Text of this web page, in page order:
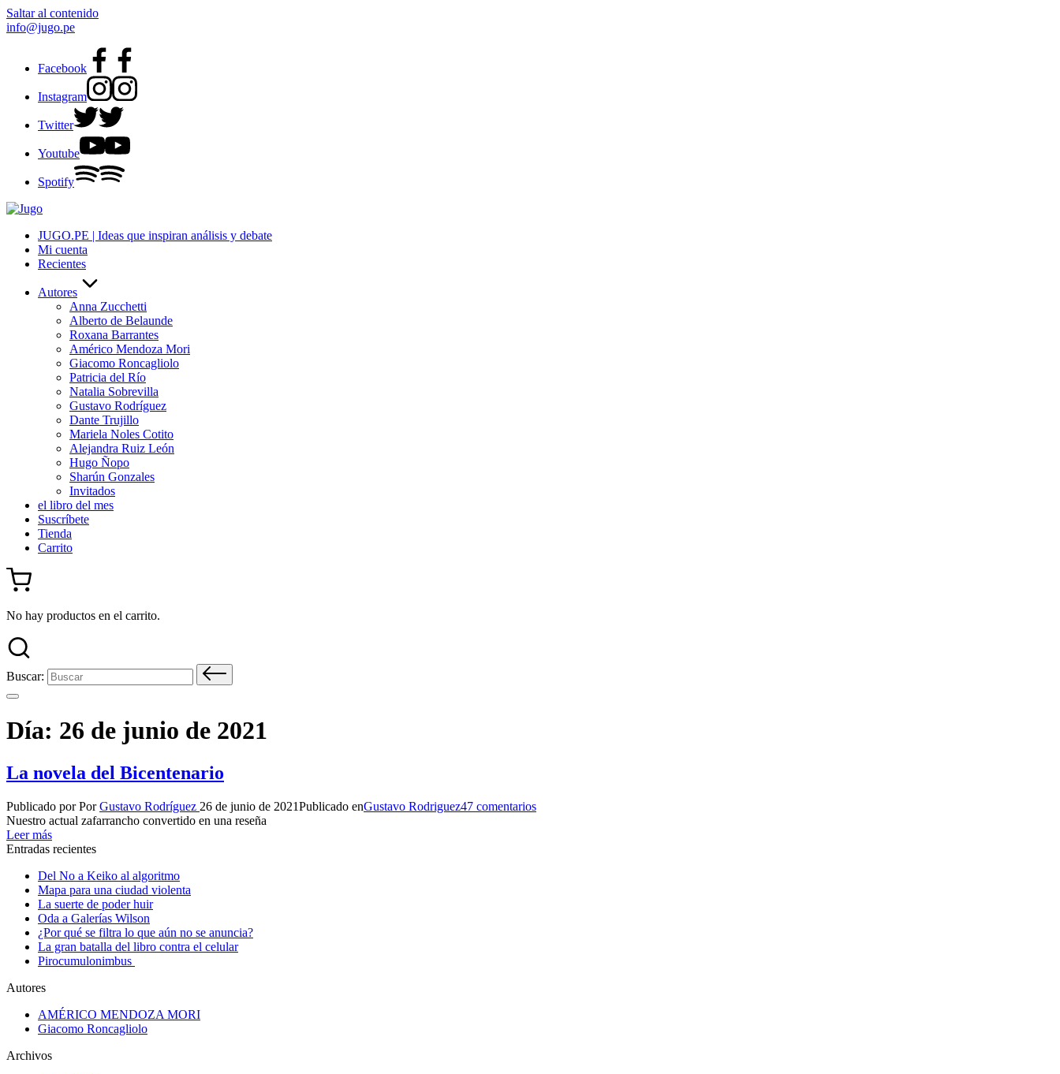
Saltar al contenido
info@jugo.pe
Facebook
Instagram
Twitter
Youtube
Spotify
JUGO.PE | Ideas que inspiran análisis y debate
Mi cuenta
Recientes
Autores
Anna Zucchetti
Alberto de Belaunde
Roxana Barrantes
Américo Mendoza Mori
Giacomo Roncagliolo
Patricia del Río
Natalia Sobrevilla
Gustavo Rodríguez
Dante Trujillo
Mariela Noles Cotito
Alejandra Ruiz León
Hugo Ñopo
Sharún Gonzales
Invitados
el libro del mes
Suscríbete
Tienda
Carrito
No hay productos en el carrito.
Buscar:
Día: 26 de junio de 2021
La novela del Bicentenario
Publicado por PorGustavo Rodríguez 26 de junio de 2021Publicado enGustavo Rodriguez47 comentarios
Nuestro actual zafarrancho convertido en una reseña
Leer más
Entradas recientes
Del No a Keiko al algoritmo
Mapa para una ciudad violenta
La suerte de poder huir
Oda a Galerías Wilson
¿Por qué se filtra lo que aún no se anuncia?
La gran batalla del libro contra el celular
Pirocumulonimbus
Autores
AMÉRICO MENDOZA MORI
Giacomo Roncagliolo
Archivos